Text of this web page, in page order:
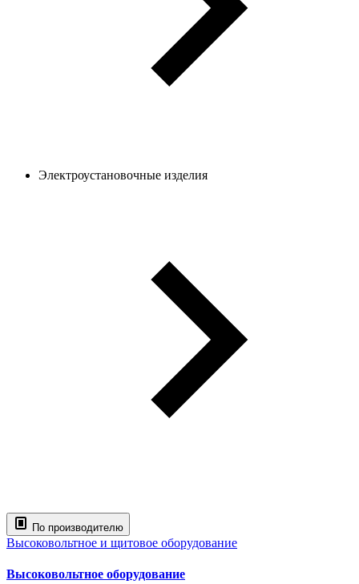
Электроустановочные изделия
По производителю
Высоковольтное и щитовое оборудование
Высоковольтное оборудование